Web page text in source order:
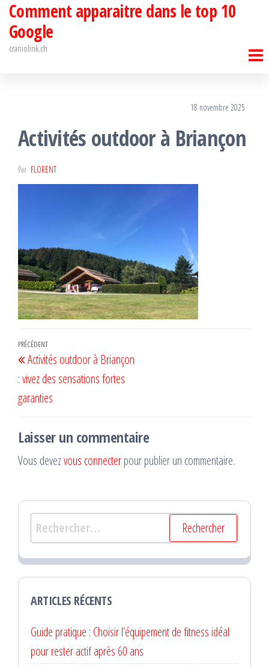
Passer
contenu
Comment apparaitre dans le top 10
Google
craniolink.ch
18 novembre 2025
Activités outdoor à Briançon
Par FLORENT
Navigation
de
l’article
Article
précédent
PRÉCÉDENT
Activités outdoor à Briançon
: vivez des sensations fortes
garanties
Laisser un commentaire
Vous devezvous connecterpour publier un commentaire.
Rechercher :
ARTICLES RÉCENTS
Guide pratique : Choisir l’équipement de fitness idéal
pour rester actif après 60 ans